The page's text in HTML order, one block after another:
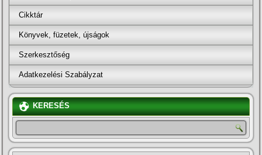
Cikktár
Könyvek, füzetek, újságok
Szerkesztőség
Adatkezelési Szabályzat
KERESÉS